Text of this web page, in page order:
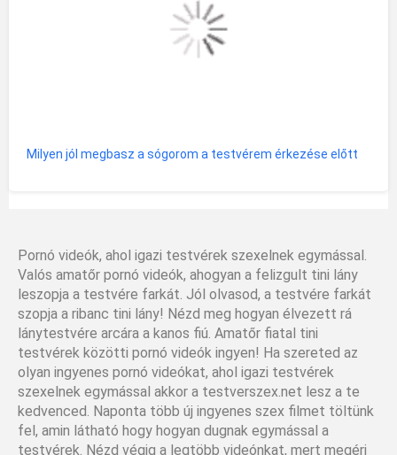
Milyen jól megbasz a sógorom a testvérem érkezése előtt
Pornó videók, ahol igazi testvérek szexelnek egymással.
Valós amatőr pornó videók, ahogyan a felizgult tini lány
leszopja a testvére farkát. Jól olvasod, a testvére farkát
szopja a ribanc tini lány! Nézd meg hogyan élvezett rá
lánytestvére arcára a kanos fiú. Amatőr fiatal tini
testvérek közötti pornó videók ingyen! Ha szereted az
olyan ingyenes pornó videókat, ahol igazi testvérek
szexelnek egymással akkor a testverszex.net lesz a te
kedvenced. Naponta több új ingyenes szex filmet töltünk
fel, amin látható hogy hogyan dugnak egymással a
testvérek. Nézd végig a legtöbb videónkat, mert megéri